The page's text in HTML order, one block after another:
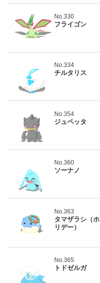
No.330
フライゴン
No.334
チルタリス
No.354
ジュペッタ
No.360
ソーナノ
No.363
タマザラシ（ホ
リデー）
No.365
トドゼルガ